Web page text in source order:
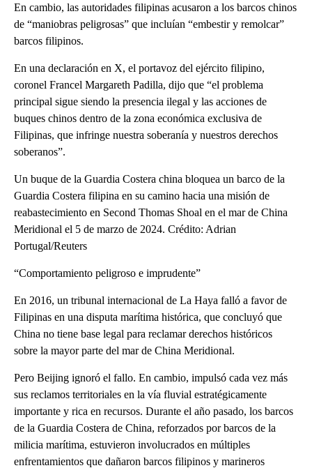
En cambio, las autoridades filipinas acusaron a los barcos chinos
de “maniobras peligrosas” que incluían “embestir y remolcar”
barcos filipinos.
En una declaración en X, el portavoz del ejército filipino,
coronel Francel Margareth Padilla, dijo que “el problema
principal sigue siendo la presencia ilegal y las acciones de
buques chinos dentro de la zona económica exclusiva de
Filipinas, que infringe nuestra soberanía y nuestros derechos
soberanos”.
Un buque de la Guardia Costera china bloquea un barco de la
Guardia Costera filipina en su camino hacia una misión de
reabastecimiento en Second Thomas Shoal en el mar de China
Meridional el 5 de marzo de 2024. Crédito: Adrian
Portugal/Reuters
“Comportamiento peligroso e imprudente”
En 2016, un tribunal internacional de La Haya falló a favor de
Filipinas en una disputa marítima histórica, que concluyó que
China no tiene base legal para reclamar derechos históricos
sobre la mayor parte del mar de China Meridional.
Pero Beijing ignoró el fallo. En cambio, impulsó cada vez más
sus reclamos territoriales en la vía fluvial estratégicamente
importante y rica en recursos. Durante el año pasado, los barcos
de la Guardia Costera de China, reforzados por barcos de la
milicia marítima, estuvieron involucrados en múltiples
enfrentamientos que dañaron barcos filipinos y marineros